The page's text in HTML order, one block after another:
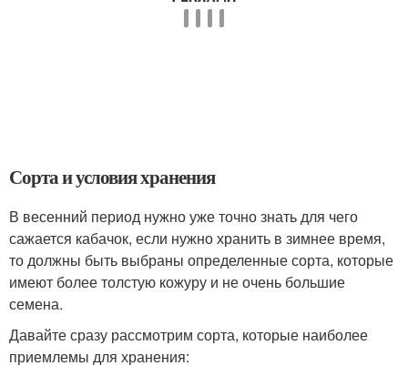
Сорта и условия хранения
В весенний период нужно уже точно знать для чего
сажается кабачок, если нужно хранить в зимнее время,
то должны быть выбраны определенные сорта, которые
имеют более толстую кожуру и не очень большие
семена.
Давайте сразу рассмотрим сорта, которые наиболее
приемлемы для хранения: